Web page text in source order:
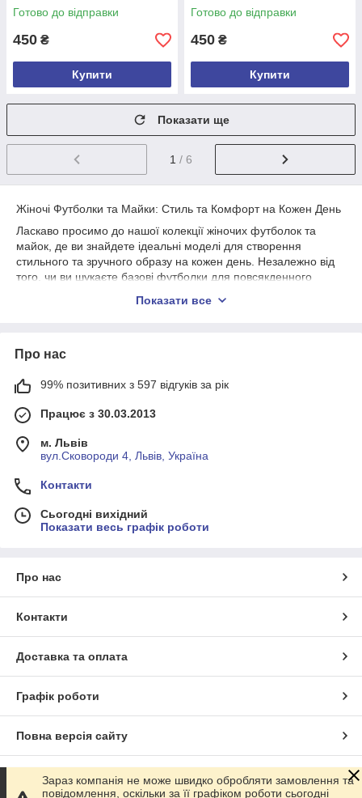
Готово до відправки
450 ₴
Купити
Готово до відправки
450 ₴
Купити
Показати ще
1 / 6
Жіночі Футболки та Майки: Стиль та Комфорт на Кожен День
Ласкаво просимо до нашої колекції жіночих футболок та
майок, де ви знайдете ідеальні моделі для створення
стильного та зручного образу на кожен день. Незалежно від
того, чи ви шукаєте базові футболки для повсякденного
нас є все, що вам потрібно.
Комфорт та Якість: Наші футболки та майки виготовлені з
максимальний комфорт при носінні.
моделей та дизайнів - від класичних базових футболок до
модних майок з цікавими принтами та візерунками.
Універсальне застосування: Наші футболки та майки
до спортивних тренувань, роблячи їх незамінним елементом
Оновіть свій стиль з нашими жіночими футболками та
Показати все
Про нас
99% позитивних з 597 відгуків за рік
Працює з 30.03.2013
м. Львів
вул.Сковороди 4, Львів, Україна
Контакти
Сьогодні вихідний
Показати весь графік роботи
Про нас
Контакти
Доставка та оплата
Графік роботи
Повна версія сайту
Сайт створено на маркетплейсі Prom.ua
Зараз компанія не може швидко обробляти замовлення та
повідомлення, оскільки за її графіком роботи сьогодні